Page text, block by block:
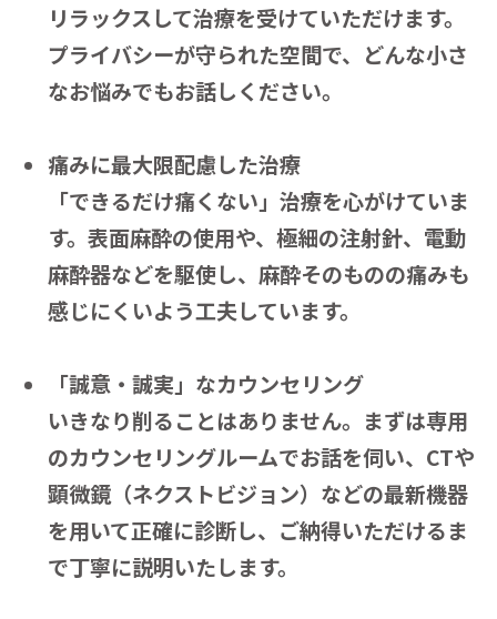
リラックスして治療を受けていただけます。
プライバシーが守られた空間で、どんな小さ
なお悩みでもお話しください。
痛みに最大限配慮した治療
「できるだけ痛くない」治療を心がけていま
す。表面麻酔の使用や、極細の注射針、電動
麻酔器などを駆使し、麻酔そのものの痛みも
感じにくいよう工夫しています。
「誠意・誠実」なカウンセリング
いきなり削ることはありません。まずは専用
のカウンセリングルームでお話を伺い、CTや
顕微鏡（ネクストビジョン）などの最新機器
を用いて正確に診断し、ご納得いただけるま
で丁寧に説明いたします。